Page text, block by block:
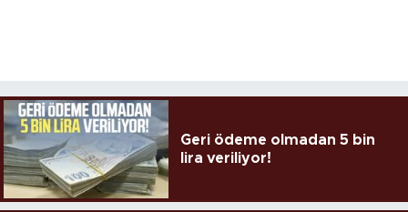
Geri ödeme olmadan 5 bin
lira veriliyor!